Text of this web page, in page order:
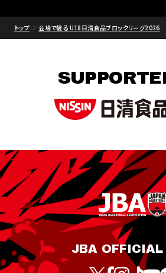
トップ 会場で観る U18日清食品ブロックリーグ2026
JBA OFFICIAL